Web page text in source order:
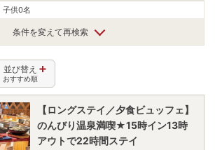
子供0名
条件を変えて再検索
並び替え
おすすめ順
【ロングステイ／夕食ビュッフェ】
のんびり温泉満喫★15時イン13時
アウトで22時間ステイ